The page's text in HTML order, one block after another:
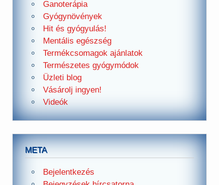
Ganoterápia
Gyógynövények
Hit és gyógyulás!
Mentális egészség
Termékcsomagok ajánlatok
Természetes gyógymódok
Üzleti blog
Vásárolj ingyen!
Videók
META
Bejelentkezés